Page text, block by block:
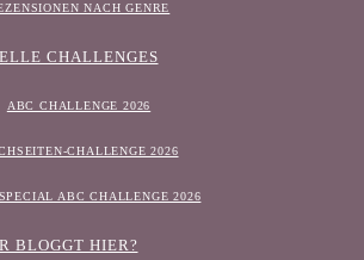
NACH GENRE
CHALLENGES
ABC CHALLENGE 2026
CHALLENGE 2026
ABC CHALLENGE 2026
BLOGGT HIER?